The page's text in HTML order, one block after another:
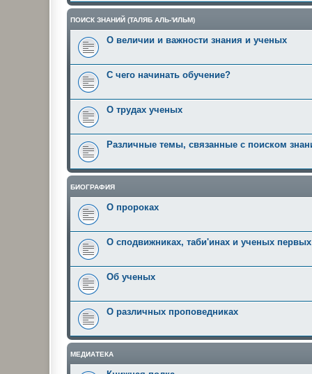
ПОИСК ЗНАНИЙ (ТАЛЯБ АЛЬ-'ИЛЬМ)
О величии и важности знания и ученых
С чего начинать обучение?
О трудах ученых
Различные темы, связанные с поиском
БИОГРАФИЯ
О пророках
О сподвижниках, таби'инах и ученых
Об ученых
О различных проповедниках
МЕДИАТЕКА